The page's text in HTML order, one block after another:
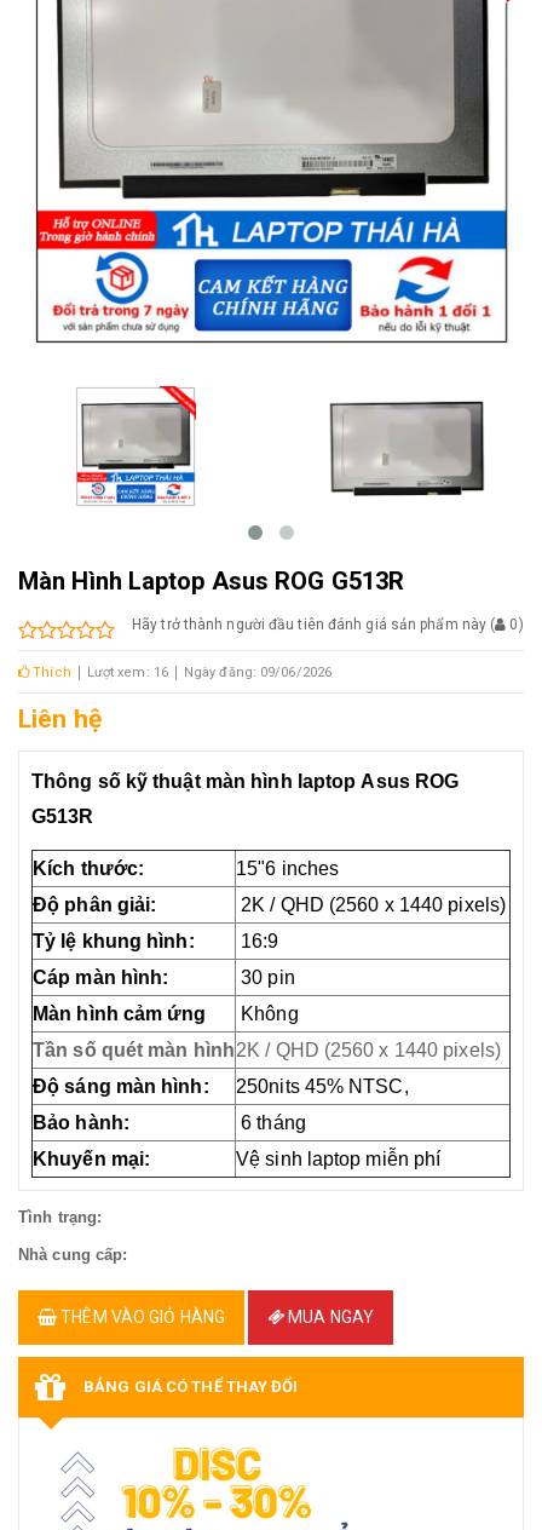
Màn Hình Laptop Asus ROG G513R
Hãy trở thành người đầu tiên đánh giá sản phẩm này ( 0)
Thích Lượt xem: 16 Ngày đăng: 09/06/2026
Liên hệ
Thông số kỹ thuật màn hình laptop Asus ROG
G513R
Kích thước:
15"6 inches
Độ phân giải:
2K / QHD (2560 x 1440 pixels)
Tỷ lệ khung hình:
16:9
Cáp màn hình:
30 pin
Màn hình cảm ứng
Không
Tần số quét màn hình2K / QHD (2560 x 1440 pixels)
Độ sáng màn hình:
250nits 45% NTSC,
Bảo hành:
6 tháng
Khuyến mại:
Vệ sinh laptop miễn phí
Tình trạng:
Nhà cung cấp:
THÊM VÀO GIỎ HÀNG MUA NGAY
BẢNG GIÁ CÓ THỂ THAY ĐỔI